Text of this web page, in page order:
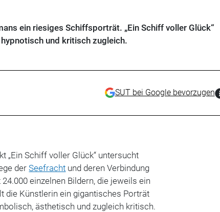
ein riesiges Schiffsporträt. „Ein Schiff voller Glück“
und kritisch zugleich.
SUT bei Google bevorzugen
„Ein Schiff voller Glück“ untersucht
derSeefracht und deren Verbindung
einzelnen Bildern, die jeweils ein
die Künstlerin ein gigantisches Porträt
ästhetisch und zugleich kritisch.